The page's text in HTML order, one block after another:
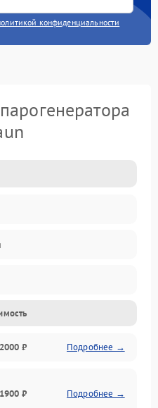
конфиденциальности
2000 ₽ Подробнее →
1900 ₽ Подробнее →